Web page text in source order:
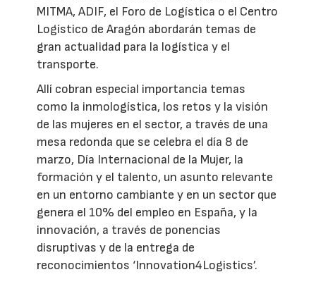
MITMA, ADIF, el Foro de Logística o el Centro
Logístico de Aragón abordarán temas de
gran actualidad para la logística y el
transporte.
Allí cobran especial importancia temas
como la inmologística, los retos y la visión
de las mujeres en el sector, a través de una
mesa redonda que se celebra el día 8 de
marzo, Día Internacional de la Mujer, la
formación y el talento, un asunto relevante
en un entorno cambiante y en un sector que
genera el 10% del empleo en España, y la
innovación, a través de ponencias
disruptivas y de la entrega de
reconocimientos ‘Innovation4Logistics’.